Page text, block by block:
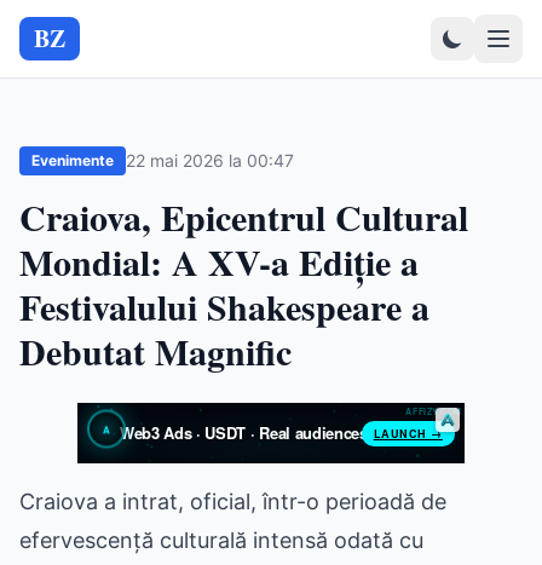
BZ
Evenimente 22 mai 2026 la 00:47
Craiova, Epicentrul Cultural
Mondial: A XV-a Ediție a
Festivalului Shakespeare a
Debutat Magnific
Craiova a intrat, oficial, într-o perioadă de
efervescență culturală intensă odată cu